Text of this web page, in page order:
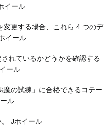
イール
変更する場合、これら 4 つのデ
イール
れているかどうかを確認する
ール
の試練」に合格できるコテー
ル
Jホイール